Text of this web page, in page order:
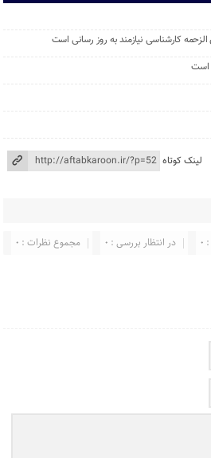
کارشناسی نیازمند به روز رسانی است
است
لینک کوتاه
مجموع نظرات : 0 در انتظار بررسی : 0